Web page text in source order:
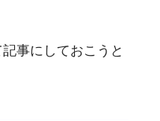
事にしておこうと